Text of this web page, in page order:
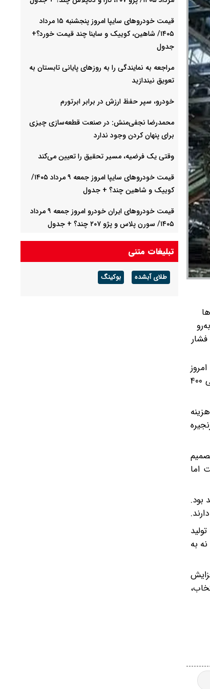
بسیاری از نهاده‌های تولید با افزایش‌های سنگین قیمتی مواجه شده‌اند؛ به‌طوری‌که در برخی مواد اولیه رشد قیمت به ۳۰۰ درصد و حتی ۴۰۰
اما
بود.
به
قیمت خودرو‌های سایپا امروز پنجشنبه ۱۵ مرداد
۱۴۰۵/ شاهین، کوییک و ساینا چند قیمت خورد؟+
جدول
مراجعه به نمایندگی را به روزهای پایانی تابستان به
تعویق نیندازید
خودرو، سپر حفظ ارزش در برابر ابرتورم
محمدرضا نجفی‌منش: در صنعت قطعه‌سازی چیزی
برای پنهان کردن وجود ندارد
وقتی یک فرضیه، مسیر تحقیق را تعیین می‌کند
قیمت خودرو‌های سایپا امروز جمعه ۹ مرداد ۱۴۰۵/
کوییک و شاهین چند؟ + جدول
قیمت خودرو‌های ایران خودرو امروز جمعه ۹ مرداد
۱۴۰۵/ سورن پلاس و پژو ۲۰۷ چند؟ + جدول
کیفیت خودرو قربانی قضاوت‌های ساده‌انگارانه است
بازار خودرو دیگر با دلار تنها حرکت نمی‌کند
تبلیغات متنی
طلای آبشده بوکینگ